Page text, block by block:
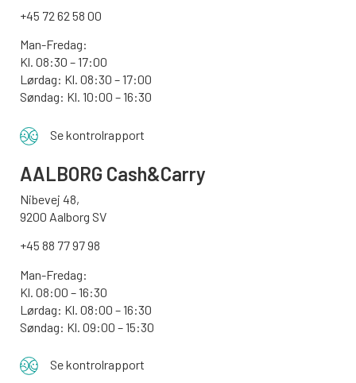
+45 72 62 58 00
Man-Fredag:
Kl. 08:30 – 17:00
Lørdag: Kl. 08:30 – 17:00
Søndag: Kl. 10:00 – 16:30
Se kontrolrapport
AALBORG Cash&Carry
Nibevej 48,
9200 Aalborg SV
+45 88 77 97 98
Man-Fredag:
Kl. 08:00 – 16:30
Lørdag: Kl. 08:00 – 16:30
Søndag: Kl. 09:00 – 15:30
Se kontrolrapport